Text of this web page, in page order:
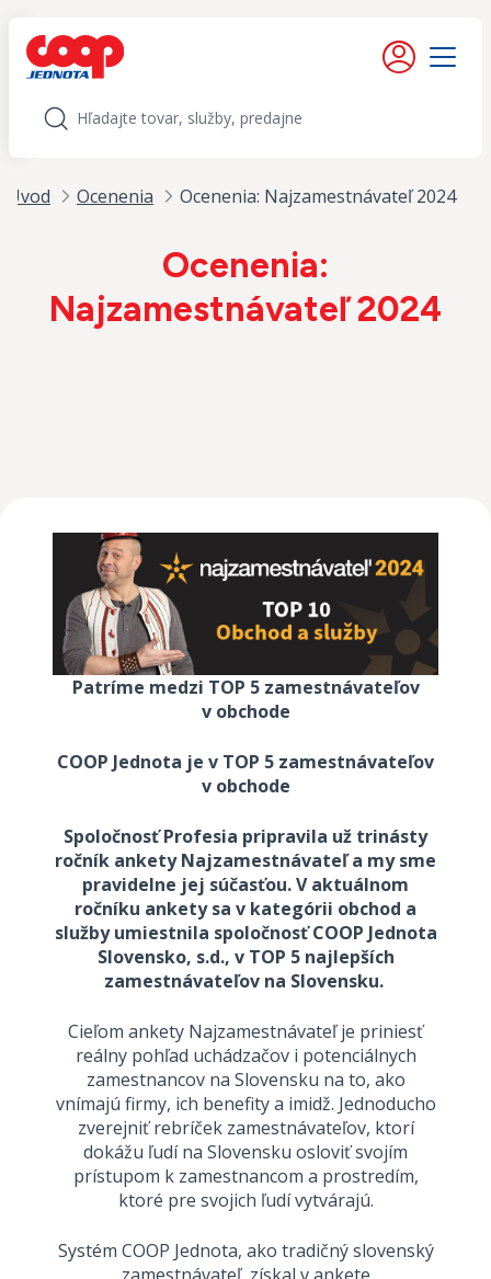
Moje konto
Menu
Hľadať
Úvod Ocenenia Ocenenia: Najzamestnávateľ 2024
Ocenenia:
Najzamestnávateľ 2024
Patríme medzi TOP 5 zamestnávateľov
v obchode
COOP Jednota je v TOP 5 zamestnávateľov
v obchode
Spoločnosť Profesia pripravila už trinásty
ročník ankety Najzamestnávateľ a my sme
pravidelne jej súčasťou. V aktuálnom
ročníku ankety sa v kategórii obchod a
služby umiestnila spoločnosť COOP Jednota
Slovensko, s.d., v TOP 5 najlepších
zamestnávateľov na Slovensku.
Cieľom ankety Najzamestnávateľ je priniesť
reálny pohľad uchádzačov i potenciálnych
zamestnancov na Slovensku na to, ako
vnímajú firmy, ich benefity a imidž. Jednoducho
zverejniť rebríček zamestnávateľov, ktorí
dokážu ľudí na Slovensku osloviť svojím
prístupom k zamestnancom a prostredím,
ktoré pre svojich ľudí vytvárajú.
Systém COOP Jednota, ako tradičný slovenský